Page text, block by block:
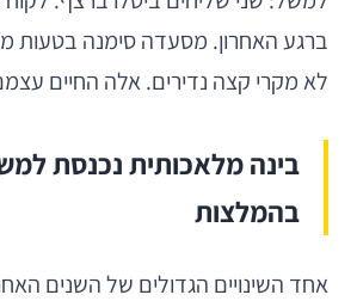
ברגע האחרון. מסעדה סימנה בטעות
לא מקרי קצה נדירים. אלה החיים
בינה מלאכותית נכנסת
בהמלצות
אחד השינויים הגדולים של השנים